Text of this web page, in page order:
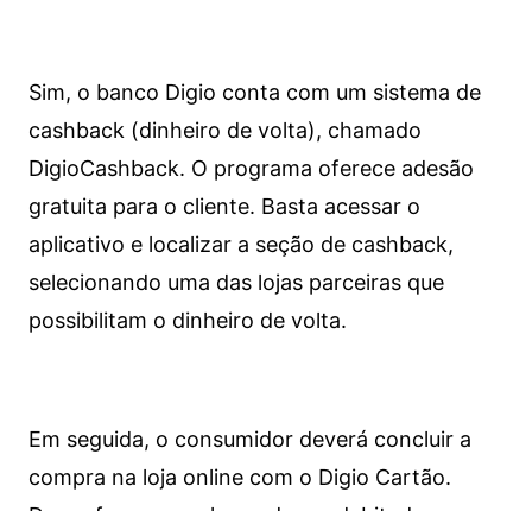
Sim, o banco Digio conta com um sistema de
cashback (dinheiro de volta), chamado
DigioCashback. O programa oferece adesão
gratuita para o cliente. Basta acessar o
aplicativo e localizar a seção de cashback,
selecionando uma das lojas parceiras que
possibilitam o dinheiro de volta.
Em seguida, o consumidor deverá concluir a
compra na loja online com o Digio Cartão.